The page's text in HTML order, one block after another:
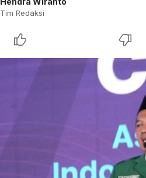
Tim Redaksi